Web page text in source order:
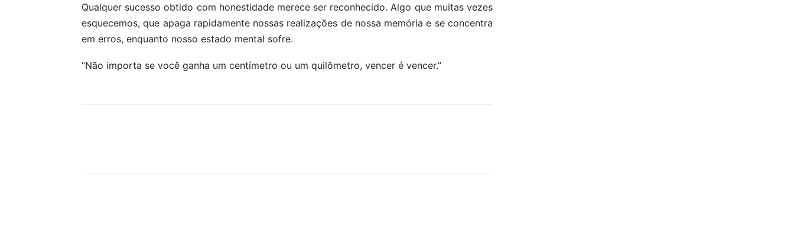
Qualquer sucesso obtido com honestidade merece ser reconhecido. Algo que muitas vezes
esquecemos, que apaga rapidamente nossas realizações de nossa memória e se concentra
em erros, enquanto nosso estado mental sofre.
“Não importa se você ganha um centímetro ou um quilômetro, vencer é vencer.”